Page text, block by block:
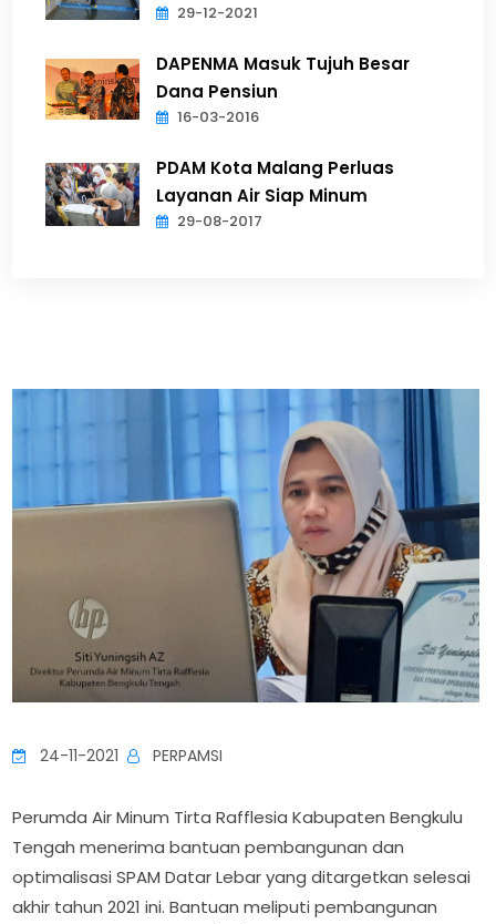
29-12-2021
DAPENMA Masuk Tujuh Besar
Dana Pensiun
16-03-2016
PDAM Kota Malang Perluas
Layanan Air Siap Minum
29-08-2017
24-11-2021 PERPAMSI
Perumda Air Minum Tirta Rafflesia Kabupaten Bengkulu
Tengah menerima bantuan pembangunan dan
optimalisasi SPAM Datar Lebar yang ditargetkan selesai
akhir tahun 2021 ini. Bantuan meliputi pembangunan